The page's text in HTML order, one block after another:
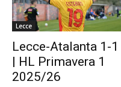
Lecce
Lecce-Atalanta 1-1
| HL Primavera 1
2025/26